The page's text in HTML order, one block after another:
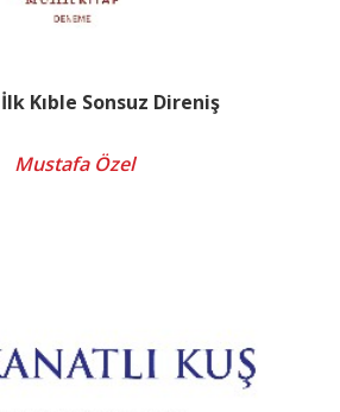
İlk Kıble Sonsuz Direniş
Mustafa Özel